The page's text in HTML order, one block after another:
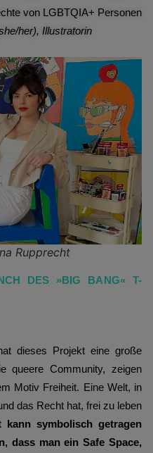
von LGBTQIA+ Personen
her), Illustratorin
Rupprecht
DES »BIG BANG« T-
dieses Projekt eine große
queere Community, zeigen
Motiv Freiheit. Eine Welt, in
das Recht hat, frei zu leben
kann symbolisch getragen
dass man ein Safe Space,